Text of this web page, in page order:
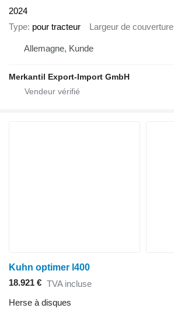
2024
Type pour tracteur Largeur de couverture
Allemagne, Kunde
Merkantil Export-Import GmbH
Kuhn optimer l400
18.921 € TVA incluse
Herse à disques